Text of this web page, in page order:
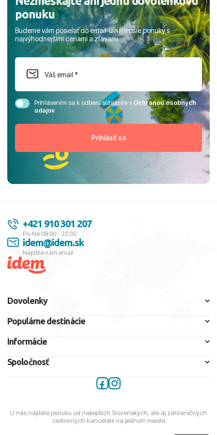
ponuku
Budeme vám posielať do email-u najlepšie ponuky s
najvýhodnejšími cenami a zľavami
Prihlásením sa k odberu súhlasíte sOchranou osobných
údajov
+421 910 301 207
Po-Ne 08:00 - 22:00
idem@idem.sk
Napíšte nám email
Dovolenky
Populárne destinácie
Informácie
Spoločnosť
U nás nájdete ponuku od najlepších Slovenských, ale aj zahraničných
cestovných kancelárií na jednom mieste